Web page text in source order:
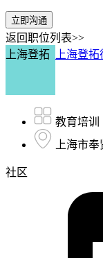
立即沟通
返回职位列表>>
上海登拓
上海登
教育培训
上海市
社区